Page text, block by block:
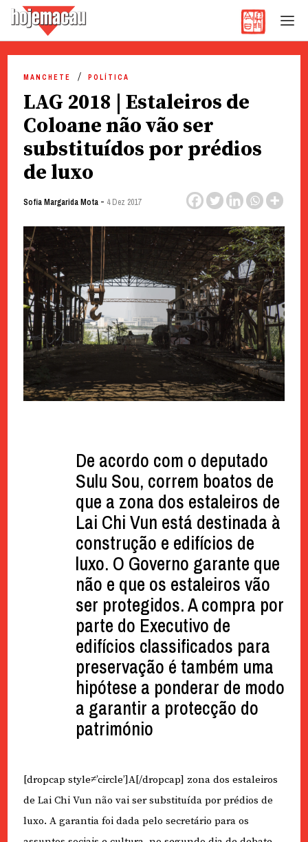
content
MANCHETE POLÍTICA
LAG 2018 | Estaleiros de
Coloane não vão ser
substituídos por prédios
de luxo
Sofia Margarida Mota- 4 Dez 2017
De acordo com o deputado
Sulu Sou, correm boatos de
que a zona dos estaleiros de
Lai Chi Vun está destinada à
construção e edifícios de
luxo. O Governo garante que
não e que os estaleiros vão
ser protegidos. A compra por
parte do Executivo de
edifícios classificados para
preservação é também uma
hipótese a ponderar de modo
a garantir a protecção do
património
[dropcap style≠’circle’]A[/dropcap] zona dos estaleiros
de Lai Chi Vun não vai ser substituída por prédios de
luxo. A garantia foi dada pelo secretário para os